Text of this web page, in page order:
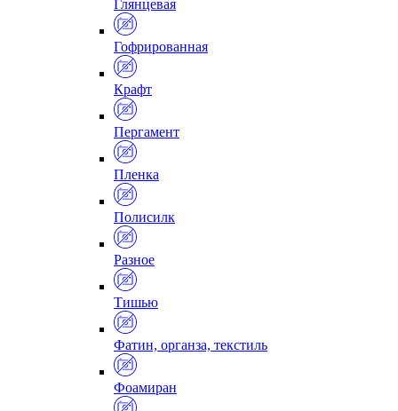
Глянцевая
Гофрированная
Крафт
Пергамент
Пленка
Полисилк
Разное
Тишью
Фатин, органза, текстиль
Фоамиран